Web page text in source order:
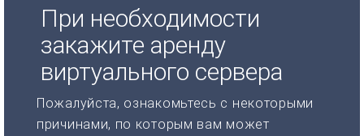
При необходимости
закажите аренду
виртуального сервера
Пожалуйста, ознакомьтесь с некоторыми
причинами, по которым вам может